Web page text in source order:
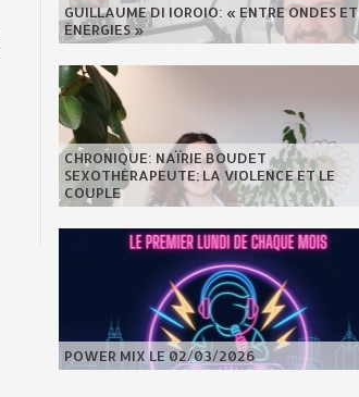
GUILLAUME DI IOROIO: « ENTRE ONDES ET
ÉNERGIES »
CHRONIQUE: NAÏRIE BOUDET
SEXOTHÉRAPEUTE; LA VIOLENCE ET LE
COUPLE
POWER MIX LE 02/03/2026